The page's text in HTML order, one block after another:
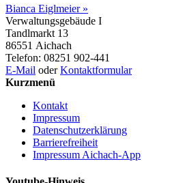
Bianca Eiglmeier »
Verwaltungsgebäude I
Tandlmarkt 13
86551 Aichach
Telefon: 08251 902-441
E-Mail oderKontaktformular
Kurzmenü
Kontakt
Impressum
Datenschutzerklärung
Barrierefreiheit
Impressum Aichach-App